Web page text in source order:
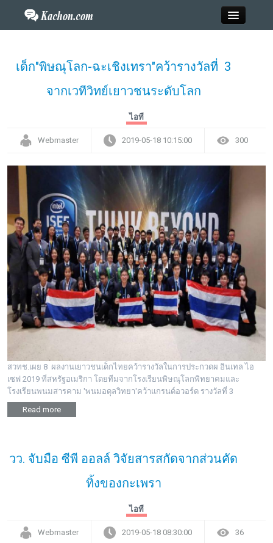
Home
วาไรตี้
ไลฟ์สไตล์
สังคมออนไลน์
พระดอทกะฉ่อน
กะฉ่อนช้อปปิ้ง
เด็ก"พิษณุโลก-ฉะเชิงเทรา"คว้ารางวัลที่ 3
จากเวทีวิทย์เยาวชนระดับโลก
ไอที
Webmaster 2019-05-18 10:15:00 300
สวทช.เผย 8 ผลงานเยาวชนเด็กไทยคว้ารางวัลในการประกวดผ อินเทล ไอ
เซฟ 2019 ที่สหรัฐอเมริกา โดยทีมจากโรงเรียนพิษณุโลกพิทยาคมและ
โรงเรียนพนมสารคาม 'พนมอดุลวิทยา'คว้าแกรนด์อวอร์ด รางวัลที่ 3
Read more
วว. จับมือ ซีพี ออลล์ วิจัยสารสกัดจากส่วนคัด
ทิ้งของกะเพรา
ไอที
Webmaster 2019-05-18 08:30:00 36